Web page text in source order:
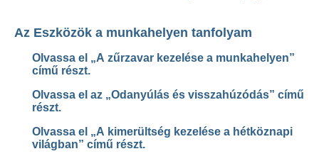
Az Eszközök a munkahelyen tanfolyam
Olvassa el „A zűrzavar kezelése a munkahelyen”
című részt.
Olvassa el az „Odanyúlás és visszahúzódás” című
részt.
Olvassa el „A kimerültség kezelése a hétköznapi
világban” című részt.